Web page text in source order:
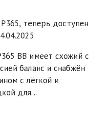
P365, теперь доступен
BB имеет схожий с
баланс и снабжён
с лёгкой и
для…